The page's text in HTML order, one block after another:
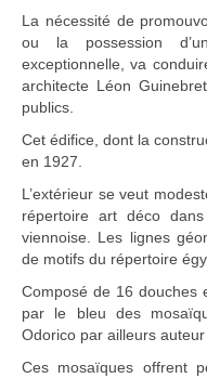
La nécessité de promouvoir l’hygiène corporelle dans une ville
ou la possession
exceptionnelle, va
architecte Léon
publics.
Cet édifice, dont la
en 1927.
L’extérieur se veut
répertoire art déco
viennoise. Les lignes
de motifs du répertoire
Composé de 16 douches
par le bleu des
Odorico par ailleurs
Ces mosaïques offrent